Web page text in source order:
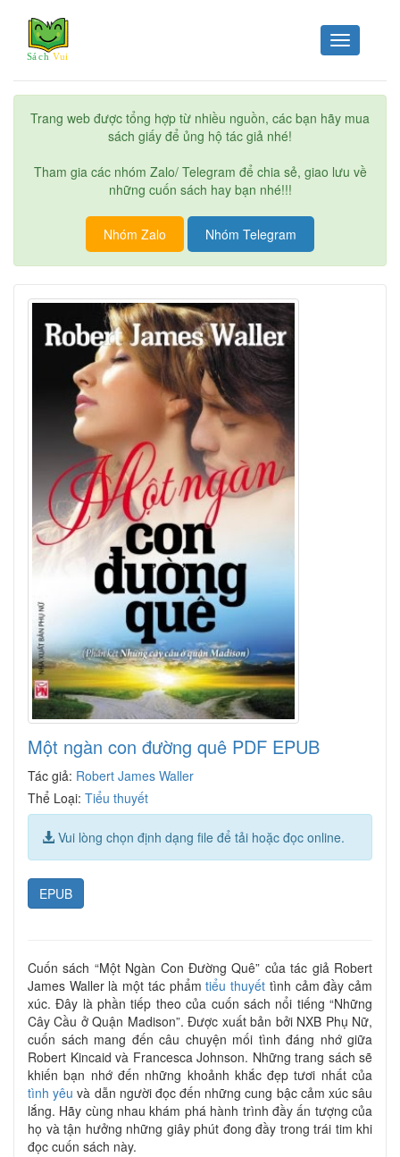
Toggle
navigation
Trang web được tổng hợp từ nhiều nguồn, các bạn hãy mua
sách giấy để ủng hộ tác giả nhé!
Tham gia các nhóm Zalo/ Telegram để chia sẻ, giao lưu về
những cuốn sách hay bạn nhé!!!
Nhóm Zalo Nhóm Telegram
Một ngàn con đường quê PDF EPUB
Tác giả: Robert James Waller
Thể Loại: Tiểu thuyết
Vui lòng chọn định dạng file để tải hoặc đọc online.
EPUB
Cuốn sách “Một Ngàn Con Đường Quê” của tác giả Robert
James Waller là một tác phẩmtiểu thuyết tình cảm đầy cảm
xúc. Đây là phần tiếp theo của cuốn sách nổi tiếng “Những
Cây Cầu ở Quận Madison”. Được xuất bản bởi NXB Phụ Nữ,
cuốn sách mang đến câu chuyện mối tình đáng nhớ giữa
Robert Kincaid và Francesca Johnson. Những trang sách sẽ
khiến bạn nhớ đến những khoảnh khắc đẹp tươi nhất của
tình yêu và dẫn người đọc đến những cung bậc cảm xúc sâu
lắng. Hãy cùng nhau khám phá hành trình đầy ấn tượng của
họ và tận hưởng những giây phút đong đầy trong trái tim khi
đọc cuốn sách này.